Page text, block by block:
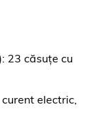
23 căsuţe cu
electric,